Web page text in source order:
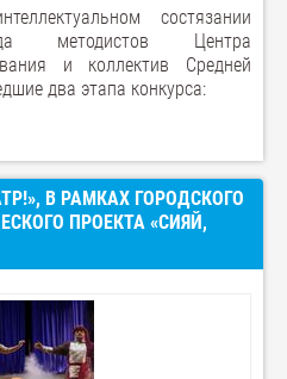
состязании
методистов Центра
и коллектив Средней
два этапа конкурса:
В РАМКАХ ГОРОДСКОГО
ПРОЕКТА «СИЯЙ,